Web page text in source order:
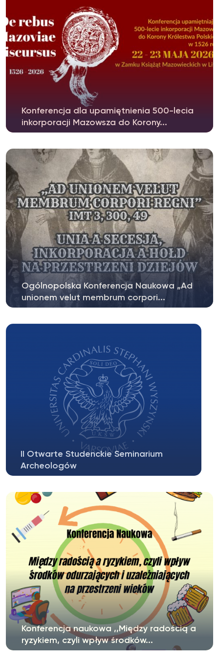
Konferencja dla upamiętnienia 500-lecia
inkorporacji Mazowsza do Korony...
Mazowsza do Korony w 1526 roku,...
Ogólnopolska Konferencja Naukowa „Ad
unionem velut membrum corpori...
II Otwarte Studenckie Seminarium
Archeologów
Archeologii KNSA UKSW serdecznie
zapraszamy...
Konferencja naukowa ,,Między radością a
ryzykiem, czyli wpływ środków...